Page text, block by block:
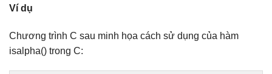
Ví dụ
Chương trình C sau minh họa cách sử dụng của hàm
isalpha() trong C: